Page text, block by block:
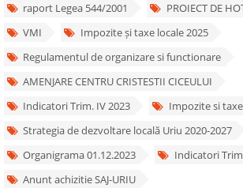
raport Legea 544/2001
PROIECT DE
VMI
Impozite și taxe locale 2025
Regulamentul de organizare si functionare
AMENJARE CENTRU CRISTESTII CICEULUI
Indicatori Trim. IV 2023
Impozite si
Strategia de dezvoltare locală Uriu 2020-2027
Organigrama 01.12.2023
Indicatori
Anunt achizitie SAJ-URIU